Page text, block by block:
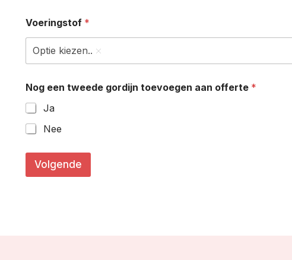
Voeringstof *
Optie kiezen..
Nog een tweede gordijn toevoegen aan offerte *
Ja
Nee
Volgende